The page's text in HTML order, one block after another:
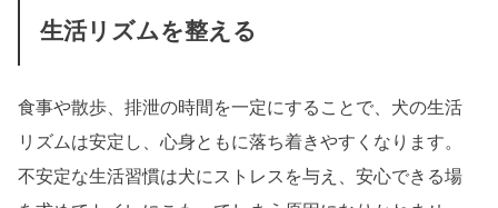
生活リズムを整える
食事や散歩、排泄の時間を一定にすることで、犬の生活
リズムは安定し、心身ともに落ち着きやすくなります。
不安定な生活習慣は犬にストレスを与え、安心できる場